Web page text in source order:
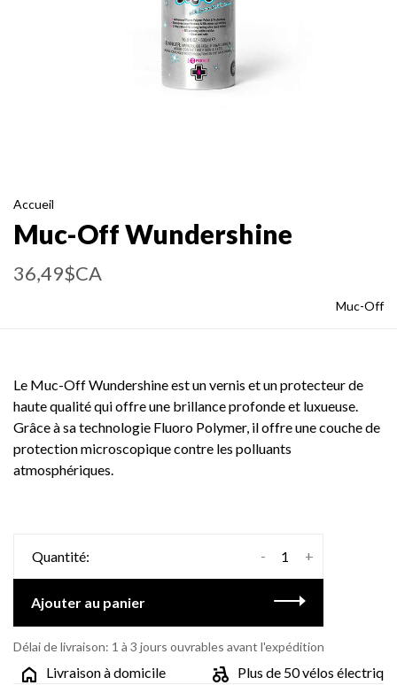
Accueil
Muc-Off Wundershine
36,49$CA
Muc-Off
Le Muc-Off Wundershine est un vernis et un protecteur de
haute qualité qui offre une brillance profonde et luxueuse.
Grâce à sa technologie Fluoro Polymer, il offre une couche de
protection microscopique contre les polluants
atmosphériques.
Quantité: +
-
Ajouter au panier
Délai de livraison: 1 à 3 jours ouvrables avant l'expédition
Livraison à domicile Plus de 50 vélos